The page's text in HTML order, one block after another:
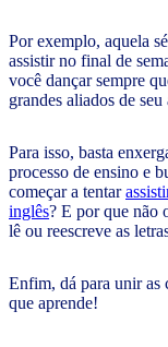
Por exemplo, aquela
assistir no final de
você dançar sempre
grandes aliados de
Para isso, basta
processo de ensino e
começar a tentar
inglês? E por que não
lê ou reescreve as
Enfim, dá para unir as
que aprende!